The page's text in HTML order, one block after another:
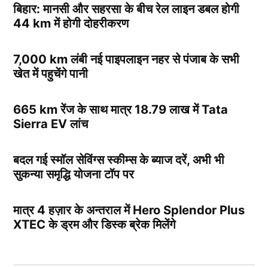
बिहार: मानसी और सहरसा के बीच रेल लाइन डबल होगी
44 km में होगी दोहरीकरण
7,000 km लंबी नई पाइपलाइन नहर से पंजाब के सभी
खेत में पहुचेंगे पानी
665 km रेंज के साथ मात्र 18.79 लाख में Tata
Sierra EV लांच
बदल गई स्मॉल सेविंग्स स्कीम्स के ब्याज दरें, अभी भी
सुकन्या समृद्धि योजना टॉप पर
मात्र 4 हज़ार के अन्तराल में Hero Splendor Plus
XTEC के ड्रम और डिस्क ब्रेक मिलेंगे